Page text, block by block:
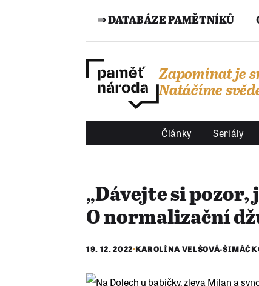
⇒ DATABÁZE PAMĚTNÍKŮ
Zapomínat je
Natáčíme
Články Seriály
„Dávejte si pozor,
O normalizační
19. 12. 2022 KAROLÍNA VELŠOVÁ-